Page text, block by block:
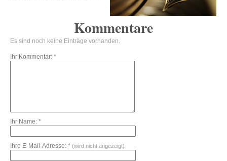
Kommentare
Es sind noch keine Einträge vorhanden.
Ihr Kommentar: *
Ihr Name: *
Ihre E-Mail-Adresse: * (wird nicht angezeigt)